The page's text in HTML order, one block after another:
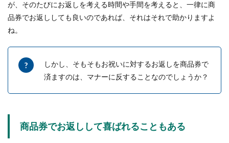
墓参りの時にはお花を供えますが、その後の片付
が、そのたびにお返しを考える時間や手間を考えると、一律に商
品券でお返ししても良いのであれば、それはそれで助かりますよ
ね。
しかし、そもそもお祝いに対するお返しを商品券で
済ますのは、マナーに反することなのでしょうか？
商品券でお返しして喜ばれることもある